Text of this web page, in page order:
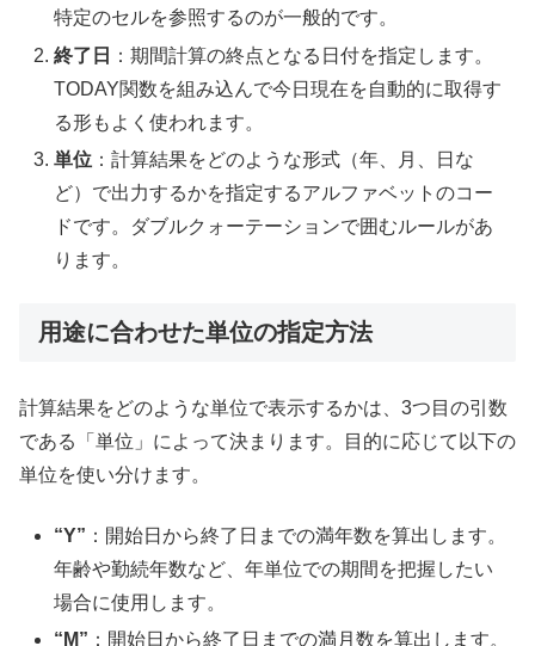
特定のセルを参照するのが一般的です。
終了日
：期間計算の終点となる日付を指定します。
TODAY関数を組み込んで今日現在を自動的に取得す
る形もよく使われます。
単位 ：計算結果をどのような形式（年、月、日な
ど）で出力するかを指定するアルファベットのコー
ドです。ダブルクォーテーションで囲むルールがあ
ります。
用途に合わせた単位の指定方法
計算結果をどのような単位で表示するかは、3つ目の引数
である「単位」によって決まります。目的に応じて以下の
単位を使い分けます。
“Y” ：開始日から終了日までの満年数を算出します。
年齢や勤続年数など、年単位での期間を把握したい
場合に使用します。
“M” ：開始日から終了日までの満月数を算出します。